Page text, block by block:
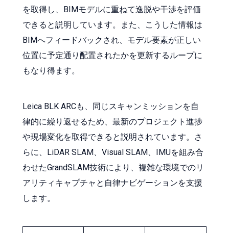
を取得し、BIMモデルに重ねて逸脱や干渉を評価
できると説明しています。また、こうした情報は
BIMへフィードバックされ、モデル要素が正しい
位置に予定通り配置されたかを更新するループに
もなり得ます。
Leica BLK ARCも、同じスキャンミッションを自
律的に繰り返せるため、最新のプロジェクト進捗
や現場変化を取得できると説明されています。さ
らに、LiDAR SLAM、Visual SLAM、IMUを組み合
わせたGrandSLAM技術により、複雑な環境でのリ
アリティキャプチャと自律ナビゲーションを支援
します。